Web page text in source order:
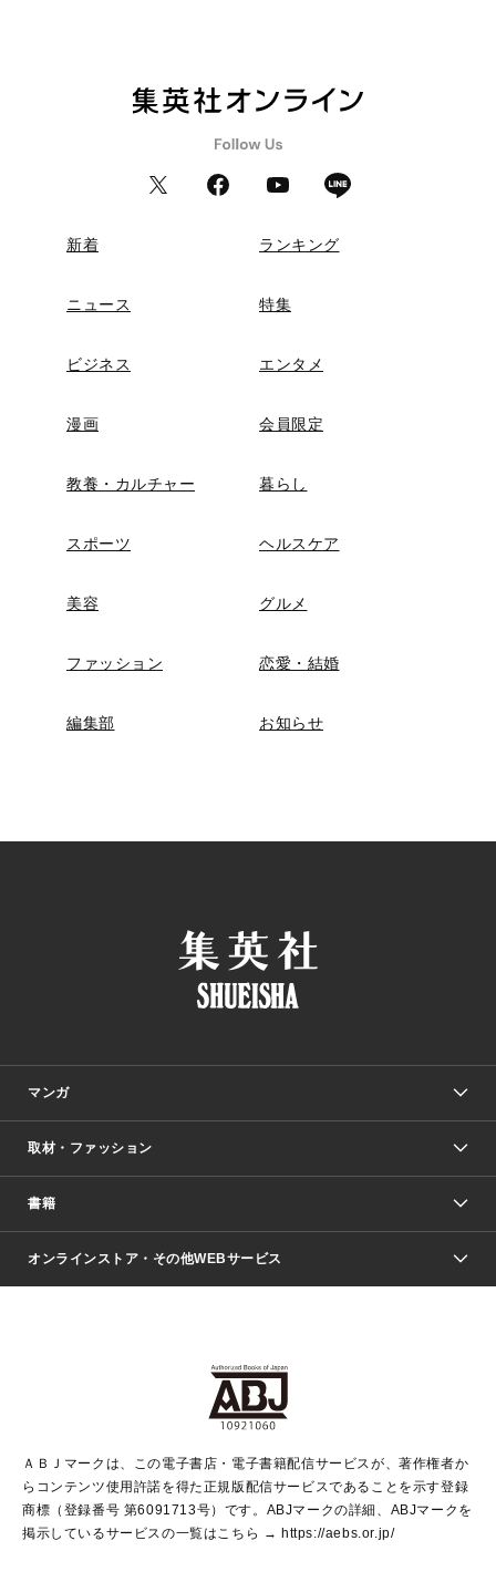
新着 ランキング
ニュース 特集
ビジネス エンタメ
漫画 会員限定
教養・カルチャー 暮らし
スポーツ ヘルスケア
美容 グルメ
ファッション 恋愛・結婚
編集部 お知らせ
マンガ
少年マンガ
Vジャンプ
ジャンプルーキー！
ジャンプTOON
S-MANGA
週刊ヤングジャンプ
ウルトラジャンプ
少女マンガ
リマコミ＋
マンガMeets
月刊オフィスユー
取材・ファッション
Seventeen
LEE
Marisol
芸能・情報・スポーツ
パラスポ＋！
書籍
文芸・文庫・総合
青春と読書
アジア人物史
集英社新書
集英社新書プラス
よみタイ
ライトノベル・ノベライズ
集英社Webマガジン Cobalt
集英社オレンジ文庫
シフォン文庫
集英社みらい文庫
S-KIDS.LAND
オンラインストア・その他WEBサービス
SHUEISHA MANGA-ART HERITAGE
HAPPY PLUS STORE
shueisha vox
EDITOR'S LAB
ＡＢＪマークは、この電子書店・電子書籍配信サービスが、著作権者か
らコンテンツ使用許諾を得た正規版配信サービスであることを示す登録
商標（登録番号 第6091713号）です。ABJマークの詳細、ABJマークを
掲示しているサービスの一覧はこちら → https://aebs.or.jp/